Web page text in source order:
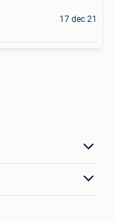
17 dec 21